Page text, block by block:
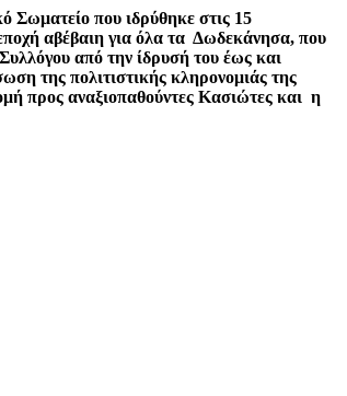
Σωματείο που ιδρύθηκε στις 15
αβέβαιη για όλα τα Δωδεκάνησα, που
από την ίδρυσή του έως και
της πολιτιστικής κληρονομιάς της
προς αναξιοπαθούντες Κασιώτες και η